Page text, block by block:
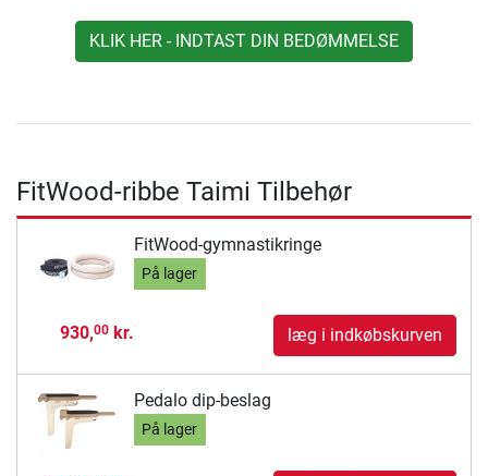
KLIK HER - INDTAST DIN BEDØMMELSE
FitWood-ribbe Taimi Tilbehør
FitWood-gymnastikringe
På lager
930,00kr. læg i indkøbskurven
Pedalo dip-beslag
På lager